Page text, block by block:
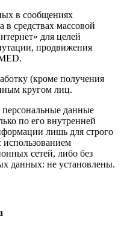
в сообщениях
в средствах массовой
для целей
продвижения
(кроме получения
кругом лиц.
данные
по его внутренней
лишь для строго
использованием
сетей, либо без
данных: не установлены.